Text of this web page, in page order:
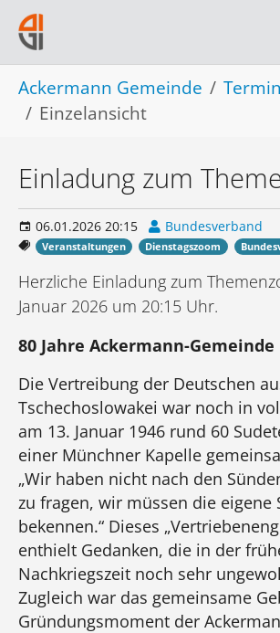
Skip to main navigation
Skip to main content
Skip to page footer
You are here:
Ackermann Gemeinde
Einzelansicht
Einladung zum
06.01.2026 20:15 Bundesverband
Veranstaltungen Dienstagszoom
Herzliche Einladung zum
Januar 2026 um 20:15 Uhr.
80 Jahre Ackermann-Gemeinde
Die Vertreibung der Deutschen
Tschechoslowakei war noch in
am 13. Januar 1946 rund 60
einer Münchner Kapelle
„Wir haben nicht nach den
zu fragen, wir müssen die eigene
bekennen.“ Dieses
enthielt Gedanken, die in der
Nachkriegszeit noch sehr
Zugleich war das gemeinsame
Gründungsmoment der